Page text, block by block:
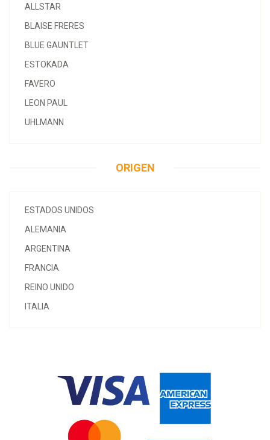
ALLSTAR
BLAISE FRERES
BLUE GAUNTLET
ESTOKADA
FAVERO
LEON PAUL
UHLMANN
ORIGEN
ESTADOS UNIDOS
ALEMANIA
ARGENTINA
FRANCIA
REINO UNIDO
ITALIA